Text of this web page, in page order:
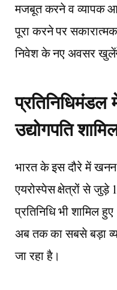
मजबूत करने व व्यापक
पूरा करने पर
निवेश के नए अवसर
प्रतिनिधिमंडल
उद्योगपति
भारत के इस दौरे में
एयरोस्पेस क्षेत्रों से जुड़े
प्रतिनिधि भी शामिल
अब तक का सबसे बड़ा
जा रहा है।